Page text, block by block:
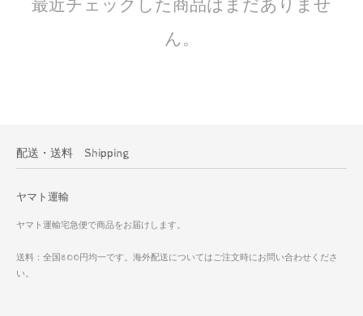
最近チェックした商品はまだありませ
ん。
配送・送料 Shipping
ヤマト運輸
ヤマト運輸宅急便で商品をお届けします。
送料：全国800円均一です。海外配送についてはご注文時にお問い合わせくださ
い。